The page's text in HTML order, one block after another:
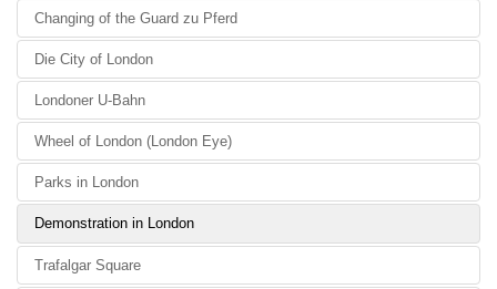
Changing of the Guard zu Pferd
Die City of London
Londoner U-Bahn
Wheel of London (London Eye)
Parks in London
Demonstration in London
Trafalgar Square